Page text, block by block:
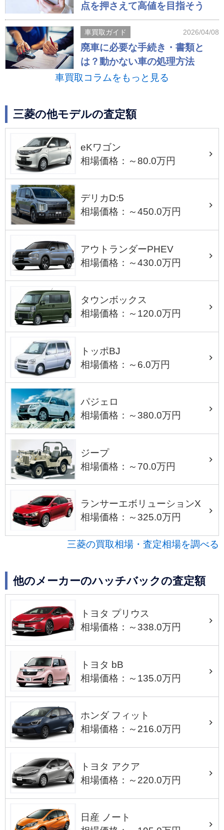
点を押さえて高値を目指そう
車買取ガイド 2026/04/08
廃車に必要な手続き・書類と
は？動かない車の処理方法
車買取コラムをもっと見る
三菱の他モデルの査定額
eKワゴン
相場価格：～80.0万円
デリカD:5
相場価格：～450.0万円
アウトランダーPHEV
相場価格：～430.0万円
タウンボックス
相場価格：～120.0万円
トッポBJ
相場価格：～6.0万円
パジェロ
相場価格：～380.0万円
ジープ
相場価格：～70.0万円
ランサーエボリューションX
相場価格：～325.0万円
三菱の買取相場・査定相場を調べる
他のメーカーのハッチバックの査定額
トヨタ プリウス
相場価格：～338.0万円
トヨタ bB
相場価格：～135.0万円
ホンダ フィット
相場価格：～216.0万円
トヨタ アクア
相場価格：～220.0万円
日産 ノート